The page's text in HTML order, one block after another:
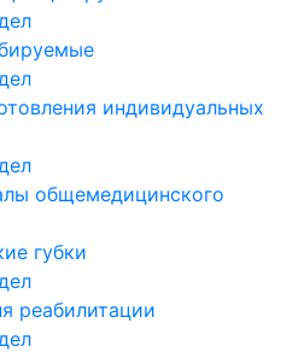
индивидуальных
общемедицинского
губки
реабилитации